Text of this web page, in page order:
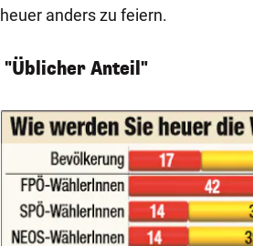
heuer anders zu feiern.
"Üblicher Anteil"